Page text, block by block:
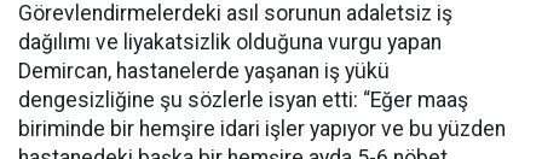
Görevlendirmelerdeki asıl sorunun adaletsiz iş
dağılımı ve liyakatsizlik olduğuna vurgu yapan
Demircan, hastanelerde yaşanan iş yükü
dengesizliğine şu sözlerle isyan etti: “Eğer maaş
biriminde bir hemşire idari işler yapıyor ve bu yüzden